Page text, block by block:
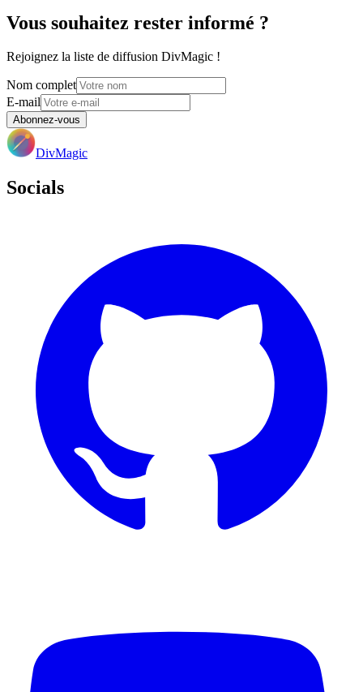
Vous souhaitez rester informé ?
Rejoignez la liste de diffusion DivMagic !
Nom complet
E-mail
Abonnez-vous
DivMagic
Socials